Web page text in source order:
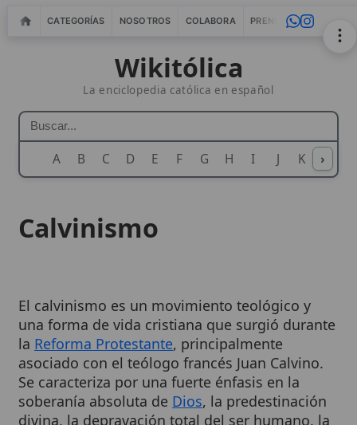
CATEGORÍAS NOSOTROS COLABORA PRENSA WEBMASTERS
Wikitólica
La enciclopedia católica en español
A B C D E F G H I J K L M
›
la Reforma Protestante, principalmente
asociado con el teólogo francés Juan Calvino.
Se caracteriza por una fuerte énfasis en la
soberanía absoluta deDios, la predestinación
divina, la depravación total del ser humano, la
graciairresistible, la expiación limitada y la
perseveranciade los santos, a menudo